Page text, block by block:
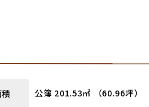
公簿 201.53㎡ （60.96坪）